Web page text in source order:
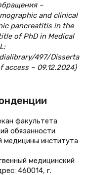
–
and clinical
pancreatitis in the
of PhD in Medical
497/Disserta
access – 09.12.2024)
факультета
обязанности
медицины института
медицинский
460014, г.